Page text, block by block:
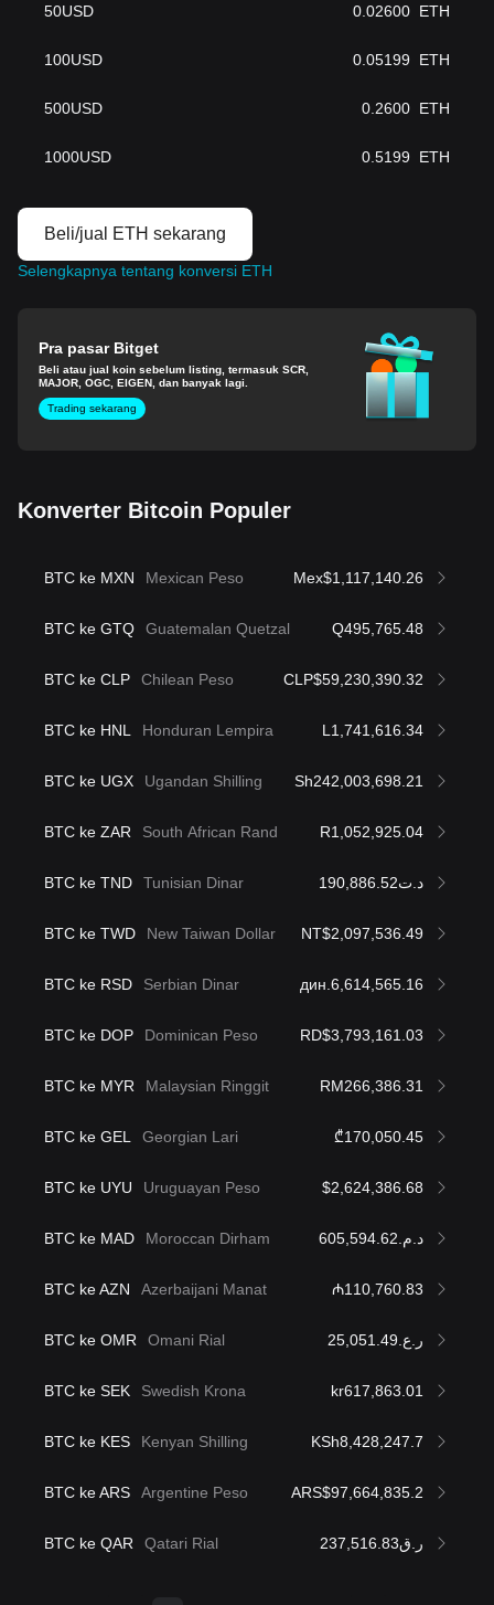
50USD 0.02600 ETH
100USD 0.05199 ETH
500USD 0.2600 ETH
1000USD 0.5199 ETH
Beli/jual ETH sekarang
Selengkapnya tentang konversi ETH
Pra pasar Bitget
Beli atau jual koin sebelum listing, termasuk SCR,
MAJOR, OGC, EIGEN, dan banyak lagi.
Trading sekarang
Konverter Bitcoin Populer
BTC ke MXN Mexican Peso Mex$1,117,140.26
BTC ke GTQ Guatemalan Quetzal Q495,765.48
BTC ke CLP Chilean Peso CLP$59,230,390.32
BTC ke HNL Honduran Lempira L1,741,616.34
BTC ke UGX Ugandan Shilling Sh242,003,698.21
BTC ke ZAR South African Rand R1,052,925.04
BTC ke TND Tunisian Dinar د.ت190,886.52
BTC ke TWD New Taiwan Dollar NT$2,097,536.49
BTC ke RSD Serbian Dinar дин.6,614,565.16
BTC ke DOP Dominican Peso RD$3,793,161.03
BTC ke MYR Malaysian Ringgit RM266,386.31
BTC ke GEL Georgian Lari ₾170,050.45
BTC ke UYU Uruguayan Peso $2,624,386.68
BTC ke MAD Moroccan Dirham د.م.605,594.62
BTC ke AZN Azerbaijani Manat ₼110,760.83
BTC ke OMR Omani Rial ر.ع.25,051.49
BTC ke SEK Swedish Krona kr617,863.01
BTC ke KES Kenyan Shilling KSh8,428,247.7
BTC ke ARS Argentine Peso ARS$97,664,835.2
BTC ke QAR Qatari Rial ر.ق237,516.83